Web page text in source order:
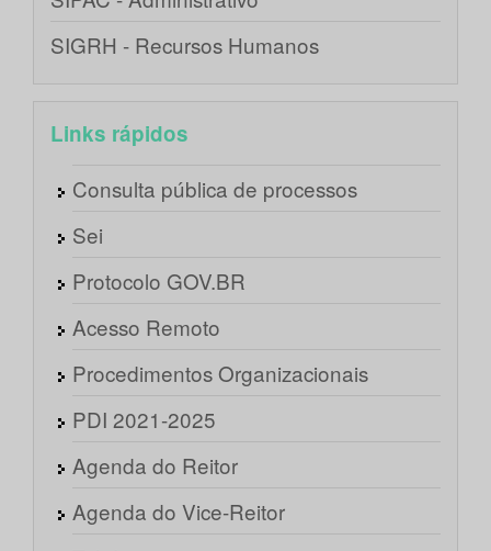
SIGRH - Recursos Humanos
Links rápidos
Consulta pública de processos
Sei
Protocolo GOV.BR
Acesso Remoto
Procedimentos Organizacionais
PDI 2021-2025
Agenda do Reitor
Agenda do Vice-Reitor